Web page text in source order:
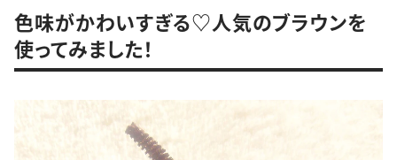
色味がかわいすぎる♡人気のブラウンを
使ってみました！